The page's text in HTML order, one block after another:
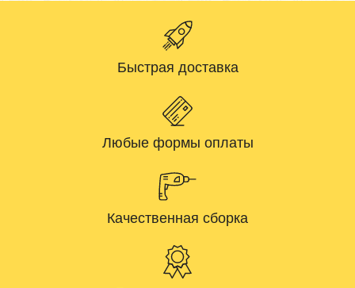
Быстрая доставка
Любые формы оплаты
Качественная сборка